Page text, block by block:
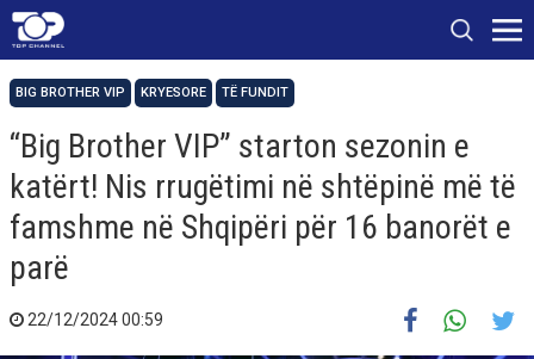
BIG BROTHER VIP KRYESORE TË FUNDIT
“Big Brother VIP” starton sezonin e
katërt! Nis rrugëtimi në shtëpinë më të
famshme në Shqipëri për 16 banorët e
parë
22/12/2024 00:59